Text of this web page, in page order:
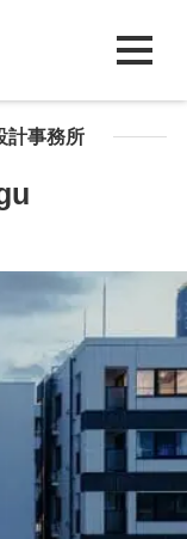
計事務所